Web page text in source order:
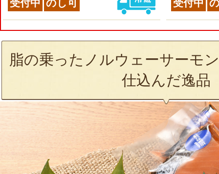
受付中 のし可 受付中
脂の乗ったノルウェーサーモ
仕込んだ逸品